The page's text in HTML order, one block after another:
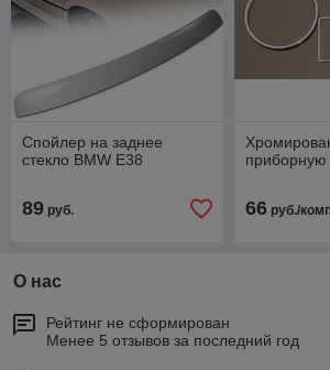
Спойлер на заднее
стекло BMW E38
89 руб.
приборную
66руб./
О нас
Рейтинг не сформирован
Менее 5 отзывов за последний год